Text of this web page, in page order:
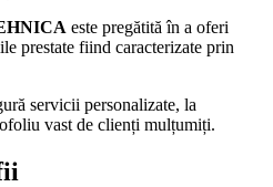
este pregătită în a oferi
prestate fiind caracterizate prin
servicii personalizate, la
vast de clienți mulțumiți.